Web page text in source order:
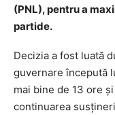
(PNL), pentru a
partide.
Decizia a fost luată
guvernare începută
mai bine de 13 ore
continuarea